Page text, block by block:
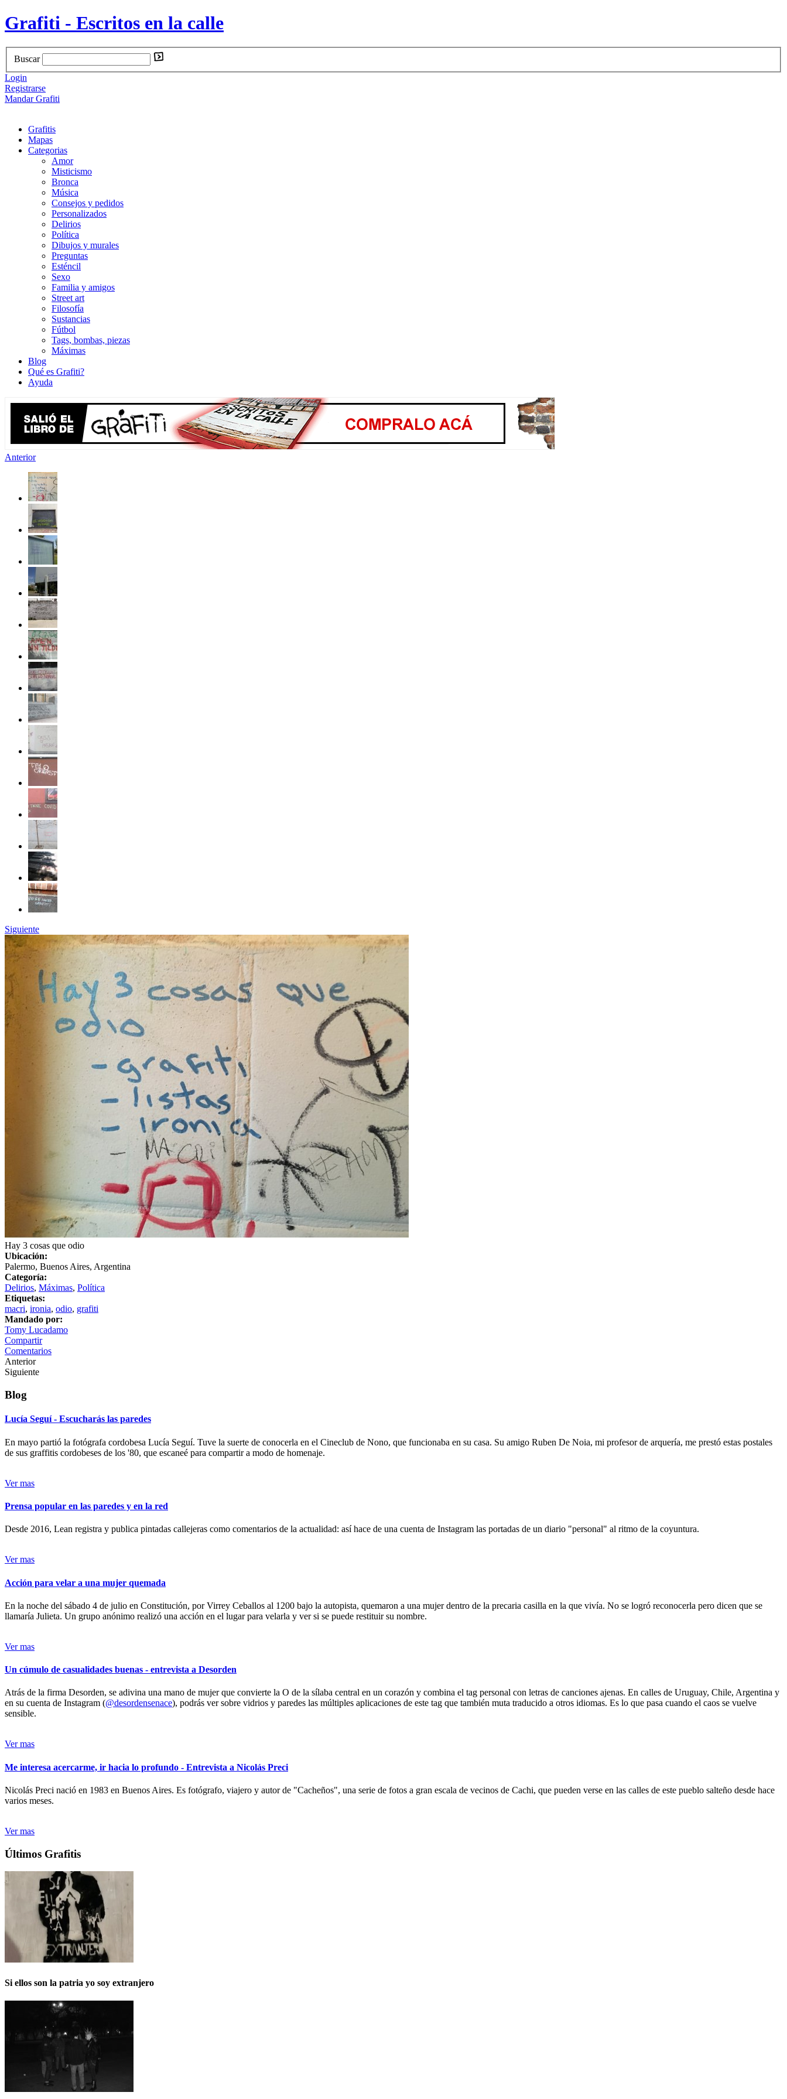
Grafiti - Escritos en la calle
Buscar
Login
Registrarse
Mandar Grafiti
Grafitis
Mapas
Categorias
Amor
Misticismo
Bronca
Música
Consejos y pedidos
Personalizados
Delirios
Política
Dibujos y murales
Preguntas
Esténcil
Sexo
Familia y amigos
Street art
Filosofía
Sustancias
Fútbol
Tags, bombas, piezas
Máximas
Blog
Qué es Grafiti?
Ayuda
Anterior
Siguiente
Hay 3 cosas que odio
Ubicación:
Palermo, Buenos Aires, Argentina
Categoría:
Delirios, Máximas, Política
Etiquetas:
macri, ironia, odio, grafiti
Mandado por:
Tomy Lucadamo
Compartir
Comentarios
Anterior
Siguiente
Blog
Lucía Seguí - Escucharás las paredes
En mayo partió la fotógrafa cordobesa Lucía Seguí. Tuve la suerte de conocerla en el Cineclub de Nono, que funcionaba en su casa. Su amigo Ruben De Noia, mi profesor de arquería, me prestó estas postales
de sus graffitis cordobeses de los '80, que escaneé para compartir a modo de homenaje.
Ver mas
Prensa popular en las paredes y en la red
Desde 2016, Lean registra y publica pintadas callejeras como comentarios de la actualidad: así hace de una cuenta de Instagram las portadas de un diario "personal" al ritmo de la coyuntura.
Ver mas
Acción para velar a una mujer quemada
En la noche del sábado 4 de julio en Constitución, por Virrey Ceballos al 1200 bajo la autopista, quemaron a una mujer dentro de la precaria casilla en la que vivía. No se logró reconocerla pero dicen que se
llamaría Julieta. Un grupo anónimo realizó una acción en el lugar para velarla y ver si se puede restituir su nombre.
Ver mas
Un cúmulo de casualidades buenas - entrevista a Desorden
Atrás de la firma Desorden, se adivina una mano de mujer que convierte la O de la sílaba central en un corazón y combina el tag personal con letras de canciones ajenas. En calles de Uruguay, Chile, Argentina y
en su cuenta de Instagram (@desordensenace), podrás ver sobre vidrios y paredes las múltiples aplicaciones de este tag que también muta traducido a otros idiomas. Es lo que pasa cuando el caos se vuelve
sensible.
Ver mas
Me interesa acercarme, ir hacia lo profundo - Entrevista a Nicolás Preci
Nicolás Preci nació en 1983 en Buenos Aires. Es fotógrafo, viajero y autor de "Cacheños", una serie de fotos a gran escala de vecinos de Cachi, que pueden verse en las calles de este pueblo salteño desde hace
varios meses.
Ver mas
Últimos Grafitis
Si ellos son la patria yo soy extranjero